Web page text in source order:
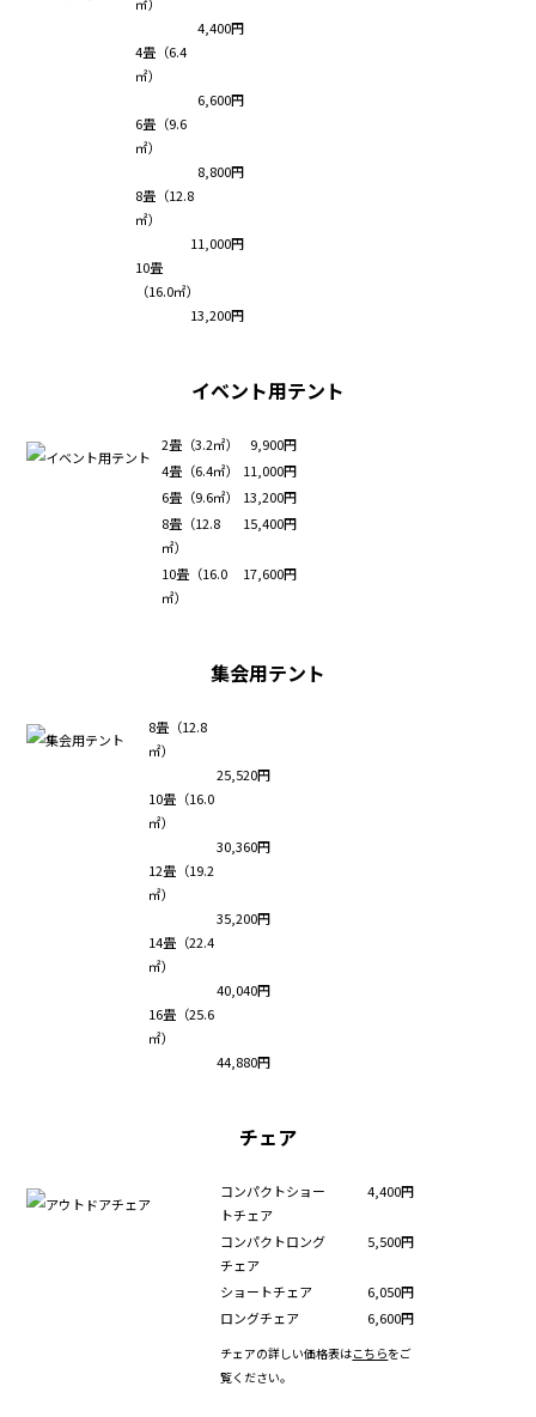
4,400円
4畳（6.4
㎡）
6,600円
6畳（9.6
㎡）
8,800円
8畳（12.8
㎡）
11,000円
10畳
（16.0㎡）
13,200円
イベント用テント
2畳（3.2㎡）
9,900円
4畳（6.4㎡）
11,000円
6畳（9.6㎡）
13,200円
8畳（12.8
㎡）
15,400円
10畳（16.0
㎡）
17,600円
集会用テント
8畳（12.8
㎡）
25,520円
10畳（16.0
㎡）
30,360円
12畳（19.2
㎡）
35,200円
14畳（22.4
㎡）
40,040円
16畳（25.6
㎡）
44,880円
チェア
コンパクトショー
トチェア
4,400円
コンパクトロング
チェア
5,500円
ショートチェア
6,050円
ロングチェア
6,600円
チェアの詳しい価格表はこちらをご
覧ください。